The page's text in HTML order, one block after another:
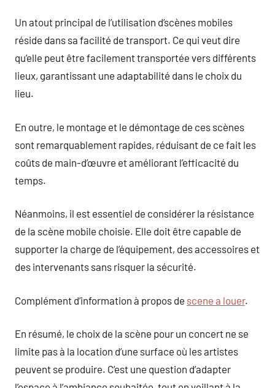
Un atout principal de l’utilisation d’scènes mobiles
réside dans sa facilité de transport. Ce qui veut dire
qu’elle peut être facilement transportée vers différents
lieux, garantissant une adaptabilité dans le choix du
lieu.
En outre, le montage et le démontage de ces scènes
sont remarquablement rapides, réduisant de ce fait les
coûts de main-d’œuvre et améliorant l’efficacité du
temps.
Néanmoins, il est essentiel de considérer la résistance
de la scène mobile choisie. Elle doit être capable de
supporter la charge de l’équipement, des accessoires et
des intervenants sans risquer la sécurité.
Complément d’information à propos de scene a louer.
En résumé, le choix de la scène pour un concert ne se
limite pas à la location d’une surface où les artistes
peuvent se produire. C’est une question d’adapter